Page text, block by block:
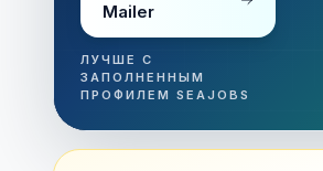
Mailer
ЛУЧШЕ С
ЗАПОЛНЕННЫМ
ПРОФИЛЕМ SEAJOBS